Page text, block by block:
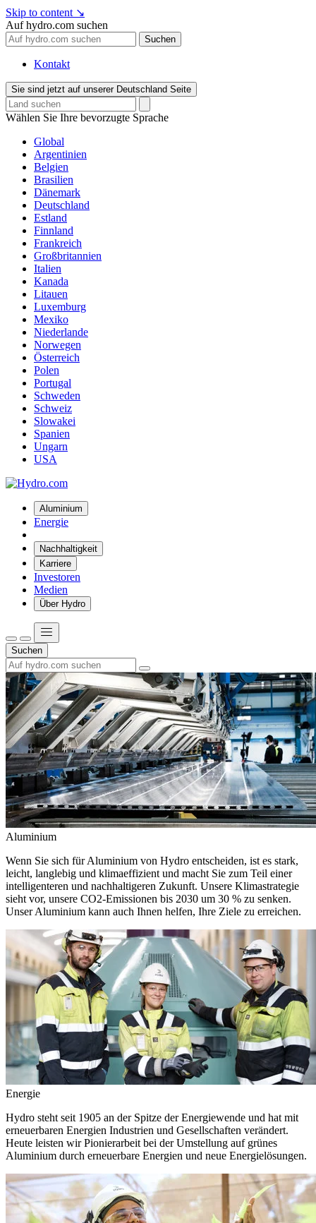
Skip to content ↘
Auf hydro.com suchen
Suchen
Kontakt
Sie sind jetzt auf unserer Deutschland Seite
Wählen Sie Ihre bevorzugte Sprache
Global
Argentinien
Belgien
Brasilien
Dänemark
Deutschland
Estland
Finnland
Frankreich
Großbritannien
Italien
Kanada
Litauen
Luxemburg
Mexiko
Niederlande
Norwegen
Österreich
Polen
Portugal
Schweden
Schweiz
Slowakei
Spanien
Ungarn
USA
Aluminium
Energie
Nachhaltigkeit
Karriere
Investoren
Medien
Über Hydro
Suchen
Aluminium
Wenn Sie sich für Aluminium von Hydro entscheiden, ist es stark,
leicht, langlebig und klimaeffizient und macht Sie zum Teil einer
intelligenteren und nachhaltigeren Zukunft. Unsere Klimastrategie
sieht vor, unsere CO2-Emissionen bis 2030 um 30 % zu senken.
Unser Aluminium kann auch Ihnen helfen, Ihre Ziele zu erreichen.
Energie
Hydro steht seit 1905 an der Spitze der Energiewende und hat mit
erneuerbaren Energien Industrien und Gesellschaften verändert.
Heute leisten wir Pionierarbeit bei der Umstellung auf grünes
Aluminium durch erneuerbare Energien und neue Energielösungen.